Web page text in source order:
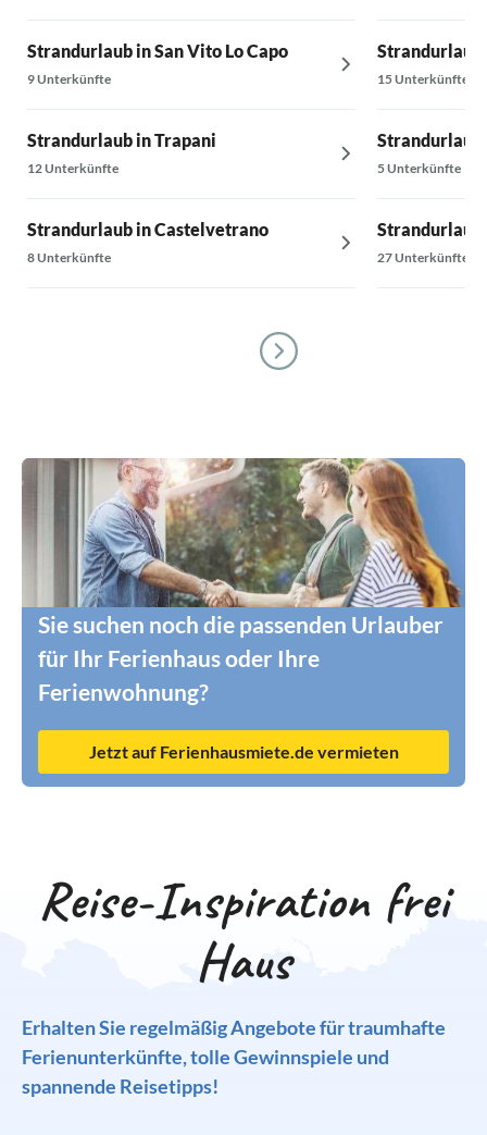
Strandurlaub in San Vito Lo Capo
9 Unterkünfte
Strandurlaub in Trapani
12 Unterkünfte
Strandurlaub in Castelvetrano
8 Unterkünfte
Strandurlaub
15 Unterkünfte
5 Unterkünfte
Strandurlaub
27 Unterkünfte
Sie suchen noch die passenden Urlauber
für Ihr Ferienhaus oder Ihre
Ferienwohnung?
Jetzt auf Ferienhausmiete.de vermieten
Reise-Inspiration frei
Haus
Erhalten Sie regelmäßig Angebote für traumhafte
Ferienunterkünfte, tolle Gewinnspiele und
spannende Reisetipps!